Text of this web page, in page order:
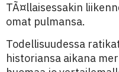
TÃ¤llaisessakin
omat pulmansa.
Todellisuudessa
historiansa aikana